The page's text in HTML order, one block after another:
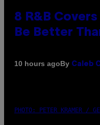
8 R&B
Be Better
10 hours agoBy Caleb
PHOTO: PETER KRAMER /